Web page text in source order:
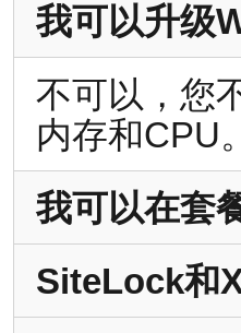
我可以升级
不可以，您
内存和CPU。
我可以在套
SiteLock和